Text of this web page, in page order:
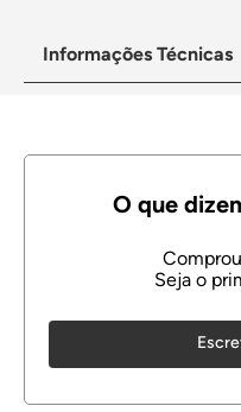
Informações Técnicas